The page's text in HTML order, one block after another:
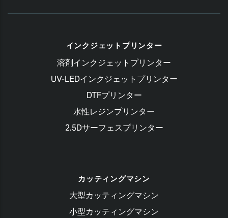
インクジェットプリンター
溶剤インクジェットプリンター
UV-LEDインクジェットプリンター
DTFプリンター
水性レジンプリンター
2.5Dサーフェスプリンター
カッティングマシン
大型カッティングマシン
小型カッティングマシン